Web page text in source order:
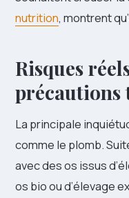
nutrition, montrent
Risques
précautions
La principale
comme le plomb.
avec des os issus
os bio ou d’élevage